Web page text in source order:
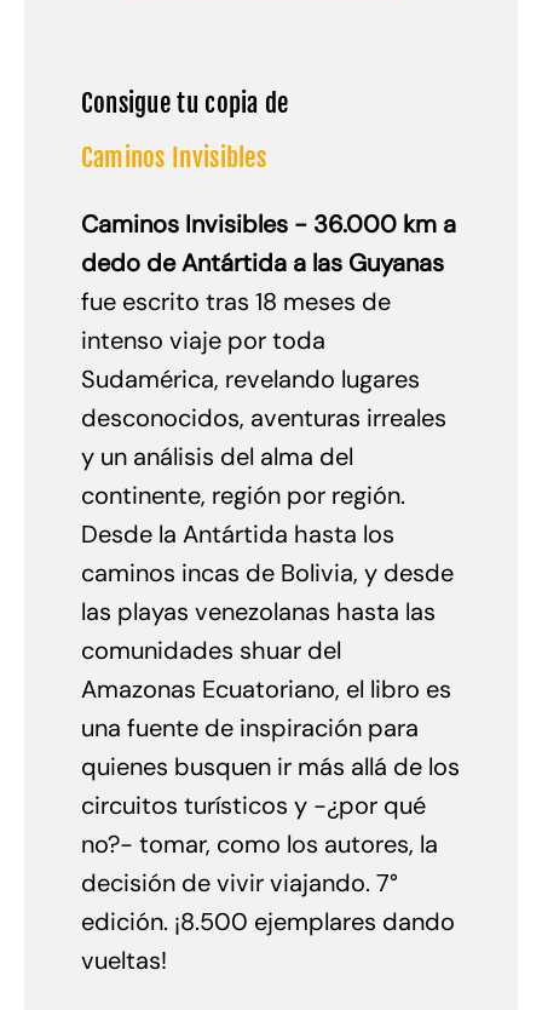
Consigue tu copia de
Caminos Invisibles
Caminos Invisibles - 36.000 km a
dedo de Antártida a las Guyanas
fue escrito tras 18 meses de
intenso viaje por toda
Sudamérica, revelando lugares
desconocidos, aventuras irreales
y un análisis del alma del
continente, región por región.
Desde la Antártida hasta los
caminos incas de Bolivia, y desde
las playas venezolanas hasta las
comunidades shuar del
Amazonas Ecuatoriano, el libro es
una fuente de inspiración para
quienes busquen ir más allá de los
circuitos turísticos y -¿por qué
no?- tomar, como los autores, la
decisión de vivir viajando. 7°
edición. ¡8.500 ejemplares dando
vueltas!